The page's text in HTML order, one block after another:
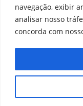
navegação, exibir
analisar nosso
concorda com
Equipe Perfil